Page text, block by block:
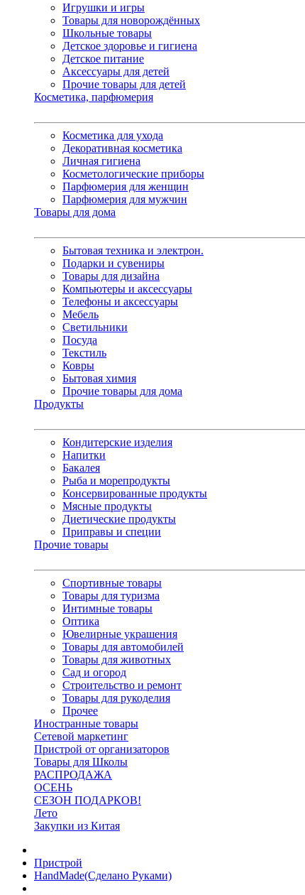
Игрушки и игры
Товары для новорождённых
Школьные товары
Детское здоровье и гигиена
Детское питание
Аксессуары для детей
Прочие товары для детей
Косметика, парфюмерия
Косметика для ухода
Декоративная косметика
Личная гигиена
Косметологические приборы
Парфюмерия для женщин
Парфюмерия для мужчин
Товары для дома
Бытовая техника и электрон.
Подарки и сувениры
Товары для дизайна
Компьютеры и аксессуары
Телефоны и аксессуары
Мебель
Светильники
Посуда
Текстиль
Ковры
Бытовая химия
Прочие товары для дома
Продукты
Кондитерские изделия
Напитки
Бакалея
Рыба и морепродукты
Консервированные продукты
Мясные продукты
Диетические продукты
Приправы и специи
Прочие товары
Спортивные товары
Товары для туризма
Интимные товары
Оптика
Ювелирные украшения
Товары для автомобилей
Товары для животных
Сад и огород
Строительство и ремонт
Товары для рукоделия
Прочее
Иностранные товары
Сетевой маркетинг
Пристрой от организаторов
Товары для Школы
РАСПРОДАЖА
ОСЕНЬ
СЕЗОН ПОДАРКОВ!
Лето
Закупки из Китая
Пристрой
HandMade(Сделано Руками)